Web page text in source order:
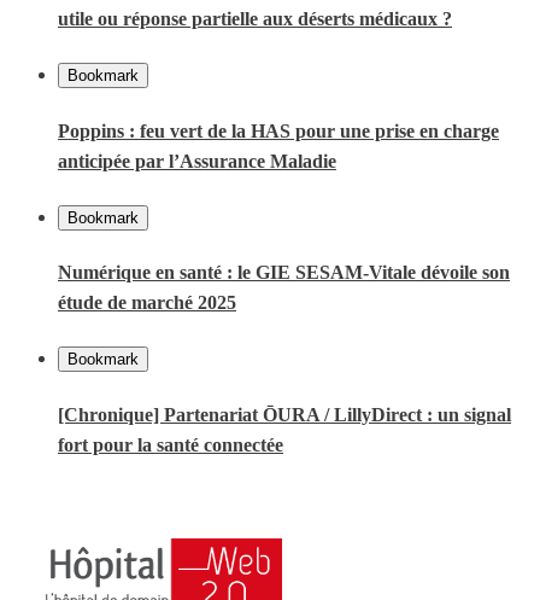
utile ou réponse partielle aux déserts médicaux ?
Bookmark
Poppins : feu vert de la HAS pour une prise en charge
anticipée par l’Assurance Maladie
Bookmark
Numérique en santé : le GIE SESAM-Vitale dévoile son
étude de marché 2025
Bookmark
[Chronique] Partenariat ŌURA / LillyDirect : un signal
fort pour la santé connectée